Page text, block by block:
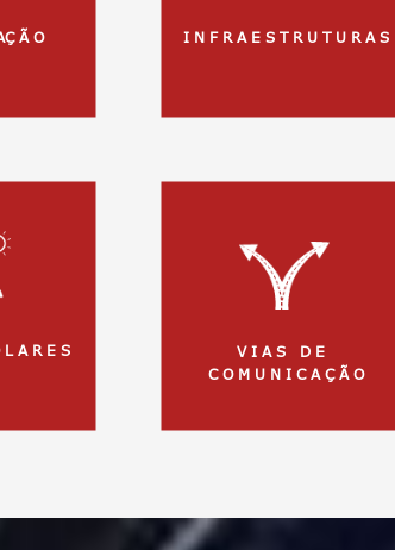
Ã O I N F R A E S T R U T U R A S
A R E S
V I A S D E
C O M U N I C A Ç Ã O